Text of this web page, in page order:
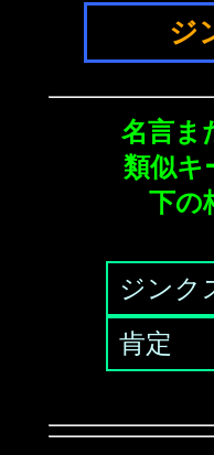
ジ
名言ま
類似キ
下の
ジンク
肯定